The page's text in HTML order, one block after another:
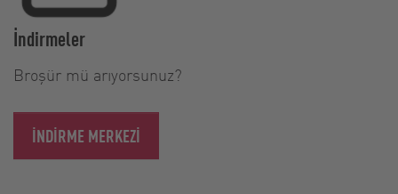
İndirmeler
Broşür mü arıyorsunuz?
İNDIRME MERKEZI